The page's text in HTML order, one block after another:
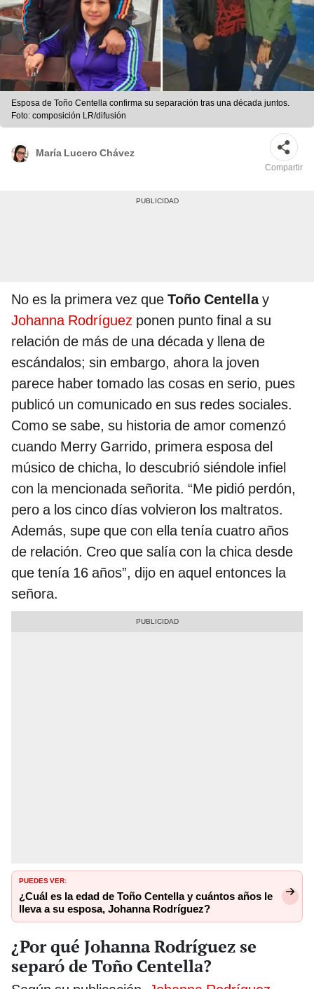
Esposa de Toño Centella confirma su separación tras una década juntos.
Foto: composición LR/difusión
María Lucero Chávez
Compartir
No es la primera vez que Toño Centellay
Johanna Rodríguez ponen punto final a su
relación de más de una década y llena de
escándalos; sin embargo, ahora la joven
parece haber tomado las cosas en serio, pues
publicó un comunicado en sus redes sociales.
Como se sabe, su historia de amor comenzó
cuando Merry Garrido, primera esposa del
músico de chicha, lo descubrió siéndole infiel
con la mencionada señorita. “Me pidió perdón,
pero a los cinco días volvieron los maltratos.
Además, supe que con ella tenía cuatro años
de relación. Creo que salía con la chica desde
que tenía 16 años”, dijo en aquel entonces la
señora.
PUEDES VER:
¿Cuál es la edad de Toño Centella y cuántos años le
lleva a su esposa, Johanna Rodríguez?
¿Por qué Johanna Rodríguez se
separó de Toño Centella?